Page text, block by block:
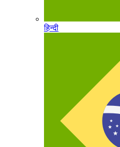
हिन्दी